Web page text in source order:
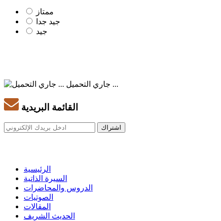
ممتاز
جيد جدا
جيد
جاري التحميل ...
القائمة البريدية
الرئيسية
السيرة الذاتية
الدروس والمحاضرات
الصوتيات
المقالات
الحديث الشريف